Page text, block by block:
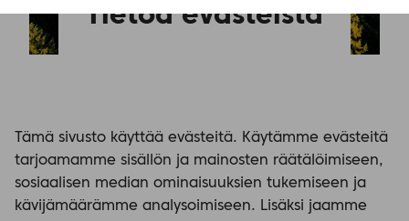
Tietoa evästeistä
Tämä sivusto käyttää evästeitä. Käytämme evästeitä
tarjoamamme sisällön ja mainosten räätälöimiseen,
sosiaalisen median ominaisuuksien tukemiseen ja
kävijämäärämme analysoimiseen. Lisäksi jaamme